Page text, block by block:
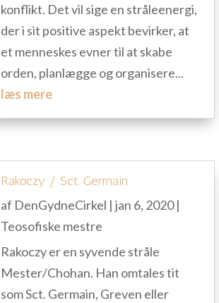
konflikt. Det vil sige en stråleenergi,
der i sit positive aspekt bevirker, at
et menneskes evner til at skabe
orden, planlægge og organisere...
læs mere
Rakoczy / Sct. Germain
af DenGydneCirkel | jan 6, 2020|
Teosofiske mestre
Rakoczy er en syvende stråle
Mester/Chohan. Han omtales tit
som Sct. Germain, Greven eller